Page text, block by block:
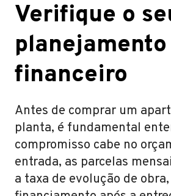
Verifique o
planejamento
financeiro
Antes de comprar um
planta, é fundamental
compromisso cabe no
entrada, as parcelas
a taxa de evolução de obra,